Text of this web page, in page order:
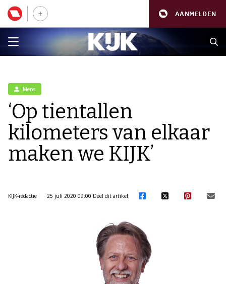
AANMELDEN
Mens
‘Op tientallen
kilometers van elkaar
maken we KIJK’
KIJK-redactie 25 juli 2020 09:00 Deel dit artikel: